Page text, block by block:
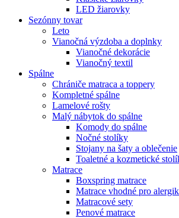
LED žiarovky
Sezónny tovar
Leto
Vianočná výzdoba a doplnky
Vianočné dekorácie
Vianočný textil
Spálne
Chrániče matraca a toppery
Kompletné spálne
Lamelové rošty
Malý nábytok do spálne
Komody do spálne
Nočné stolíky
Stojany na šaty a oblečenie
Toaletné a kozmetické
Matrace
Boxspring matrace
Matrace vhodné pro
Matracové sety
Penové matrace